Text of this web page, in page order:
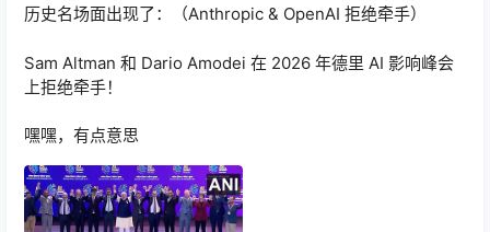
历史名场面出现了：（Anthropic & OpenAI 拒绝牵手）
Sam Altman 和 Dario Amodei 在 2026 年德里 AI 影响峰会
上拒绝牵手！
嘿嘿，有点意思